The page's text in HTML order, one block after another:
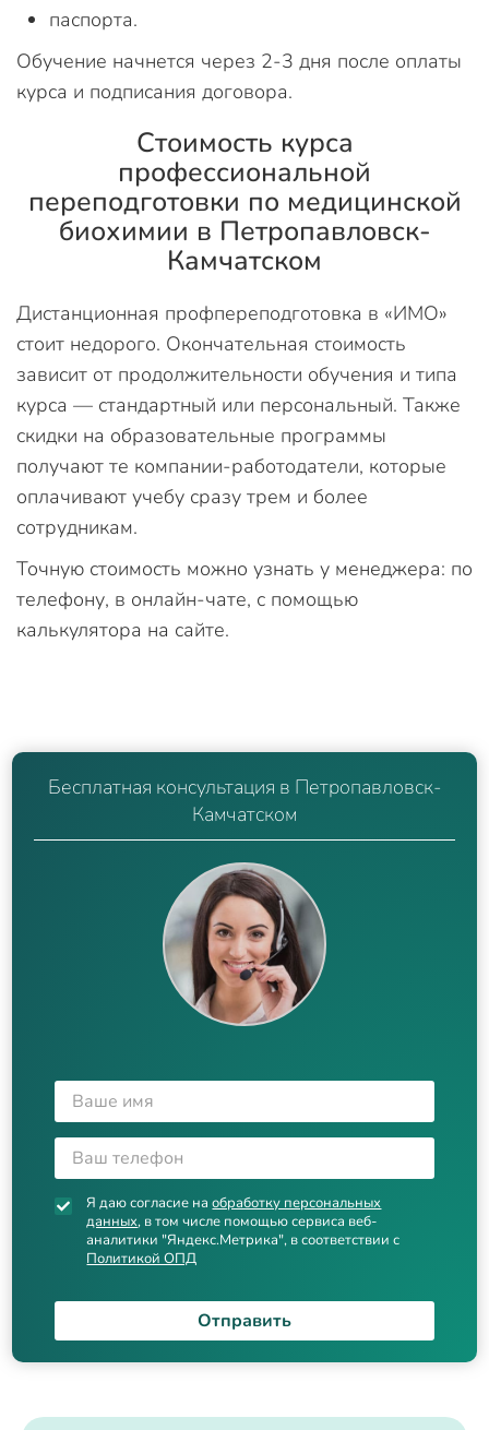
паспорта.
Обучение начнется через 2-3 дня после оплаты
курса и подписания договора.
Стоимость курса
профессиональной
переподготовки по медицинской
биохимии в Петропавловск-
Камчатском
Дистанционная профпереподготовка в «ИМО»
стоит недорого. Окончательная стоимость
зависит от продолжительности обучения и типа
курса — стандартный или персональный. Также
скидки на образовательные программы
получают те компании-работодатели, которые
оплачивают учебу сразу трем и более
сотрудникам.
Точную стоимость можно узнать у менеджера: по
телефону, в онлайн-чате, с помощью
калькулятора на сайте.
Бесплатная консультация в Петропавловск-
Камчатском
Я даю согласие наобработку персональных
данных, в том числе помощью сервиса веб-
аналитики "Яндекс.Метрика", в соответствии с
Политикой ОПД
Отправить